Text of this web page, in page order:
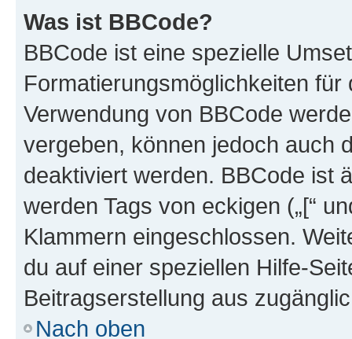
Was ist BBCode?
BBCode ist eine spezielle
Formatierungsmöglichkeiten
Verwendung von BBCode
vergeben, können jedoch auch
deaktiviert werden. BBCode ist
werden Tags von eckigen („[“
Klammern eingeschlossen.
du auf einer speziellen Hilfe-
Beitragserstellung aus
Nach oben